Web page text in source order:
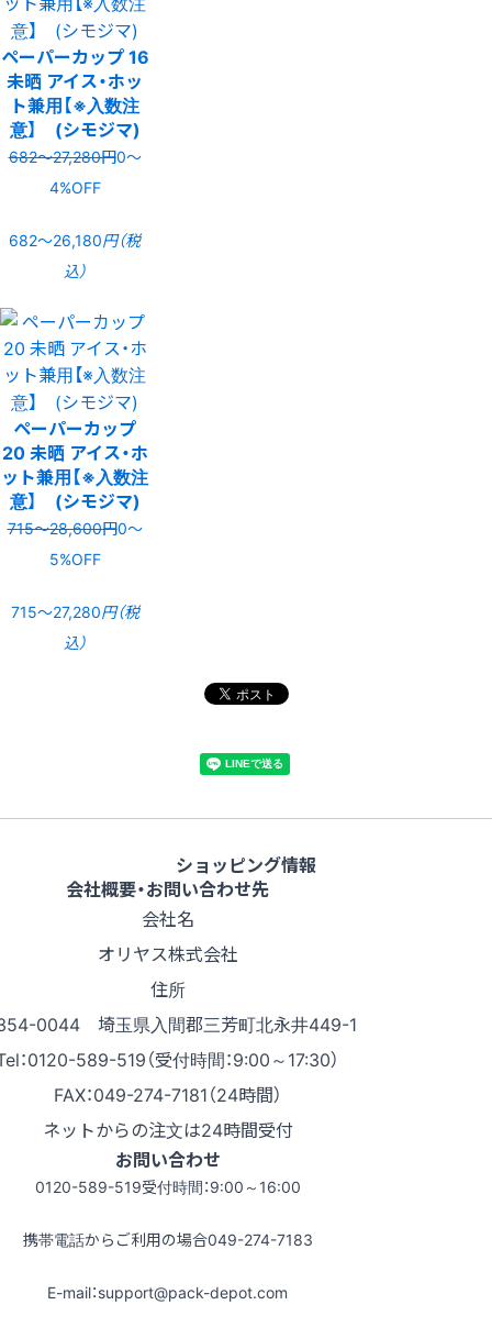
ペーパーカップ 16
未晒 アイス・ホッ
ト兼用【※入数注
意】 (シモジマ)
682〜27,280円0〜
4%OFF
682〜26,180円（税
込）
ペーパーカップ
20 未晒 アイス・ホ
ット兼用【※入数注
意】 (シモジマ)
715〜28,600円0〜
5%OFF
715〜27,280円（税
込）
ショッピング情報
会社概要・お問い合わせ先
会社名
オリヤス株式会社
住所
0044 埼玉県入間郡三芳町北永井449-1
：0120-589-519（受付時間：9:00～17:30）
FAX：049-274-7181（24時間）
ネットからの注文は24時間受付
お問い合わせ
0120-589-519受付時間：9:00～16:00
携帯電話からご利用の場合049-274-7183
E-mail：support@pack-depot.com